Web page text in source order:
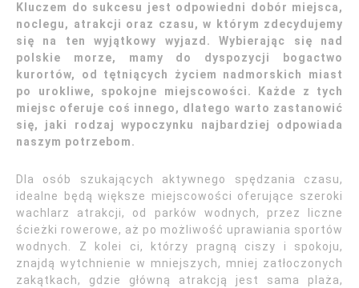
Kluczem do sukcesu jest odpowiedni dobór miejsca,
noclegu, atrakcji oraz czasu, w którym zdecydujemy
się na ten wyjątkowy wyjazd. Wybierając się nad
polskie morze, mamy do dyspozycji bogactwo
kurortów, od tętniących życiem nadmorskich miast
po urokliwe, spokojne miejscowości. Każde z tych
miejsc oferuje coś innego, dlatego warto zastanowić
się, jaki rodzaj wypoczynku najbardziej odpowiada
naszym potrzebom.
Dla osób szukających aktywnego spędzania czasu,
idealne będą większe miejscowości oferujące szeroki
wachlarz atrakcji, od parków wodnych, przez liczne
ścieżki rowerowe, aż po możliwość uprawiania sportów
wodnych. Z kolei ci, którzy pragną ciszy i spokoju,
znajdą wytchnienie w mniejszych, mniej zatłoczonych
zakątkach, gdzie główną atrakcją jest sama plaża,